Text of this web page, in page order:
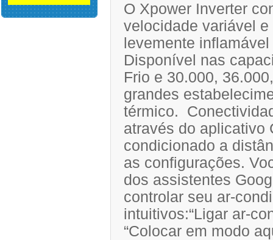
O Xpower Inverter
velocidade variável
levemente
Disponível nas
Frio e 30.000,
grandes
térmico.
através do aplicativo
condicionado a
as configurações.
dos assistentes
controlar seu ar-
intuitivos:“Ligar ar-
“Colocar em modo